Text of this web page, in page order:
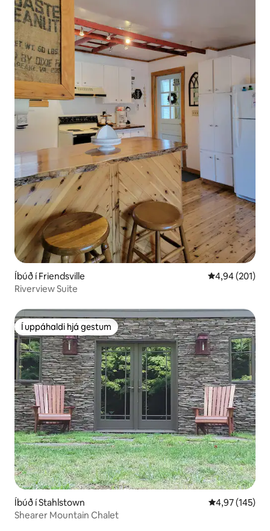
Íbúð í Friendsville 4,94 af 5 í
4,94 (201)
Riverview Suite
Í uppáhaldi hjá gestum
Í uppáhaldi hjá gestum
Íbúð í Stahlstown 4,97 af 5 í
4,97 (145)
Shearer Mountain Chalet